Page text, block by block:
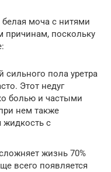
моча с нитями
причинам, поскольку
сильного пола уретра
Этот недуг
болью и частыми
нем также
жидкость с
жизнь 70%
всего появляется